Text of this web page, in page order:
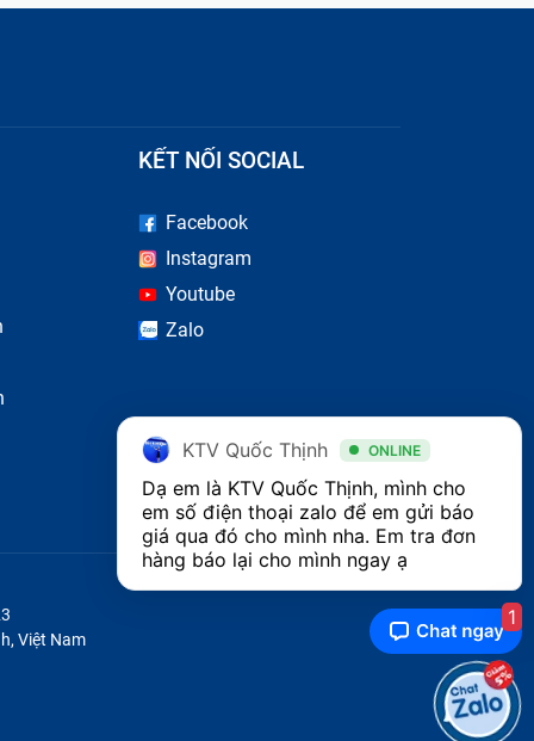
KẾT NỐI SOCIAL
Facebook
Instagram
Youtube
Zalo
Việt Nam
KTV Quốc Thịnh ONLINE
Dạ em là KTV Quốc Thịnh, mình cho
em số điện thoại zalo để em gửi báo
giá qua đó cho mình nha. Em tra đơn
hàng báo lại cho mình ngay ạ
1